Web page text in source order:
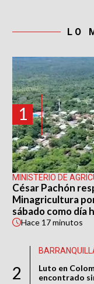
LO
1
MINISTERIO DE
César Pachón
Minagricultura
sábado como día
Hace 17 minutos
2
Luto en
encontrado